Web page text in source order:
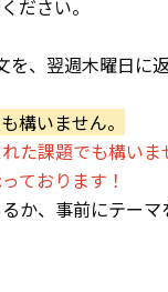
ださい。
、翌週木曜日に返
構いません。
た課題でも構いま
ております！
か、事前にテーマ